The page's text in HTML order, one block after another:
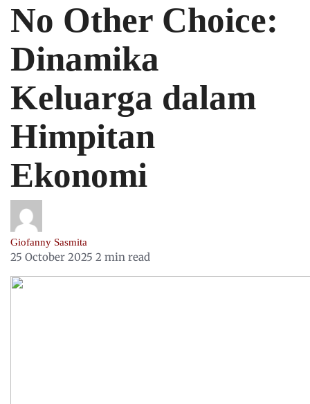
No Other Choice:
Dinamika
Keluarga dalam
Himpitan
Ekonomi
Giofanny Sasmita
25 October 2025 2 min read